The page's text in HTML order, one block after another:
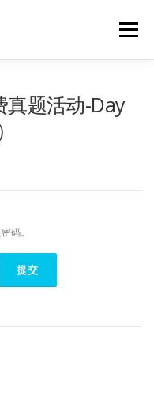
Menu
真题活动-Day
码。